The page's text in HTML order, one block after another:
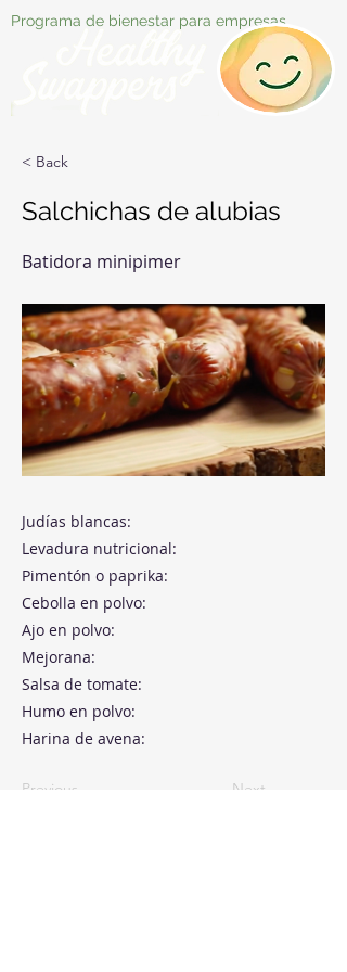
Programa de bienestar para empresas
< Back
Salchichas de alubias
Batidora minipimer
Judías blancas:
Levadura nutricional:
Pimentón o paprika:
Cebolla en polvo:
Ajo en polvo:
Mejorana:
Salsa de tomate:
Humo en polvo:
Harina de avena:
Previous Next